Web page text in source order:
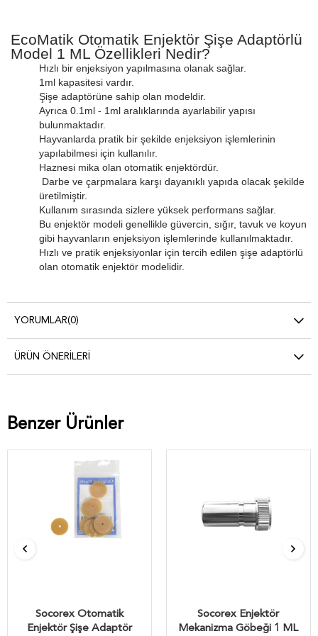
EcoMatik Otomatik Enjektör Şişe Adaptörlü
Model 1 ML Özellikleri Nedir?
Hızlı bir enjeksiyon yapılmasına olanak sağlar.
1ml kapasitesi vardır.
Şişe adaptörüne sahip olan modeldir.
Ayrıca 0.1ml - 1ml aralıklarında ayarlabilir yapısı
bulunmaktadır.
Hayvanlarda pratik bir şekilde enjeksiyon işlemlerinin
yapılabilmesi için kullanılır.
Haznesi mika olan otomatik enjektördür.
Darbe ve çarpmalara karşı dayanıklı yapıda olacak şekilde
üretilmiştir.
Kullanım sırasında sizlere yüksek performans sağlar.
Bu enjektör modeli genellikle güvercin, sığır, tavuk ve koyun
gibi hayvanların enjeksiyon işlemlerinde kullanılmaktadır.
Hızlı ve pratik enjeksiyonlar için tercih edilen şişe adaptörlü
olan otomatik enjektör modelidir.
YORUMLAR(0)
ÜRÜN ÖNERILERI
Benzer Ürünler
Socorex Otomatik
Enjektör Şişe Adaptör
Socorex Enjektör
Mekanizma Göbeği 1 ML